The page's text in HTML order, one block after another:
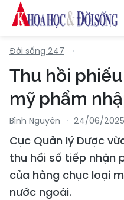
Đời sống 247
Thu hồi
mỹ phẩm
Bình Nguyên 24/06/2025
Cục Quản lý Dược
thu hồi số tiếp nhận
của hàng chục loại
nước ngoài.